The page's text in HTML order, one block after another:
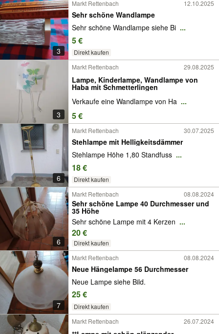
3
Markt Rettenbach 12.10.2025
Sehr schöne Wandlampe
Sehr schöne Wandlampe siehe Bi ...
5 €
Direkt kaufen
3
Markt Rettenbach 29.08.2025
Lampe, Kinderlampe, Wandlampe von
Haba mit Schmetterlingen
Verkaufe eine Wandlampe von Ha ...
5 €
6
Markt Rettenbach 30.07.2025
Stehlampe mit Helligkeitsdämmer
Stehlampe Höhe 1,80 Standfuss ...
18 €
Direkt kaufen
6
Markt Rettenbach 08.08.2024
Sehr schöne Lampe 40 Durchmesser und
35 Höhe
Sehr schöne Lampe mit 4 Kerzen ...
20 €
Direkt kaufen
7
Markt Rettenbach 08.08.2024
Neue Hängelampe 56 Durchmesser
Neue Lampe siehe Bild.
25 €
Direkt kaufen
Markt Rettenbach 26.07.2024